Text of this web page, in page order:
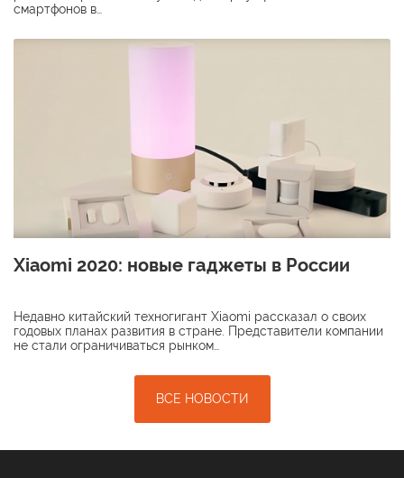
смартфонов в…
Xiaomi 2020: новые гаджеты в России
Недавно китайский техногигант Xiaomi рассказал о своих
годовых планах развития в стране. Представители компании
не стали ограничиваться рынком…
ВСЕ НОВОСТИ